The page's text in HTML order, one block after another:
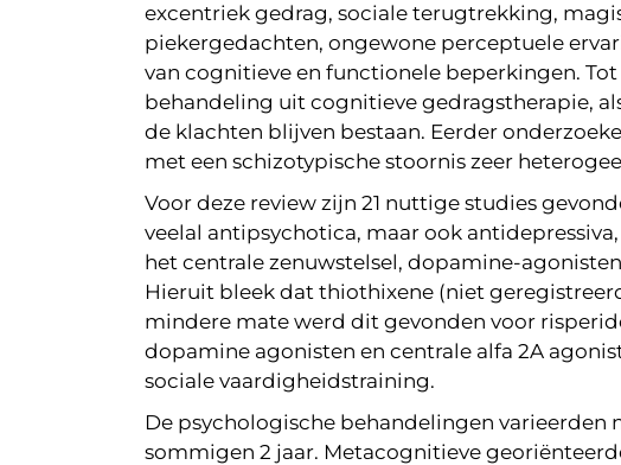
excentriek gedrag, sociale terugtrekking,
piekergedachten, ongewone perceptuele
van cognitieve en functionele beperkingen.
behandeling uit cognitieve gedragstherapie,
de klachten blijven bestaan. Eerder
met een schizotypische stoornis zeer
Voor deze review zijn 21 nuttige studies
veelal antipsychotica, maar ook
het centrale zenuwstelsel, dopamine-
Hieruit bleek dat thiothixene (niet
mindere mate werd dit gevonden voor
dopamine agonisten en centrale alfa 2A
sociale vaardigheidstraining.
De psychologische behandelingen
sommigen 2 jaar. Metacognitieve